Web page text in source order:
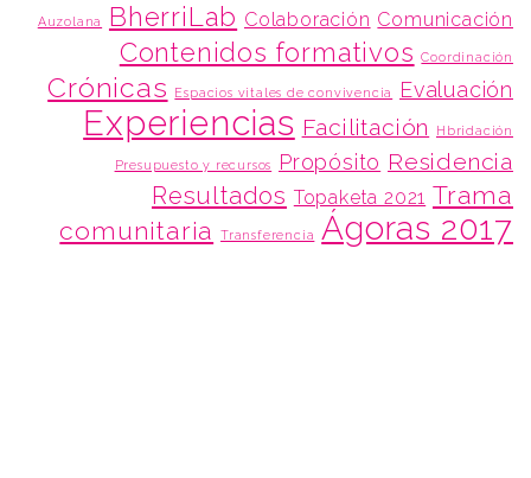
Auzolana BherriLab Colaboración Comunicación
Contenidos formativos Coordinación
Crónicas Espacios vitales de convivencia Evaluación
Experiencias Facilitación Hbridación
Presupuesto y recursos Propósito Residencia
Resultados Topaketa 2021 Trama
comunitaria
Transferencia Ágoras 2017